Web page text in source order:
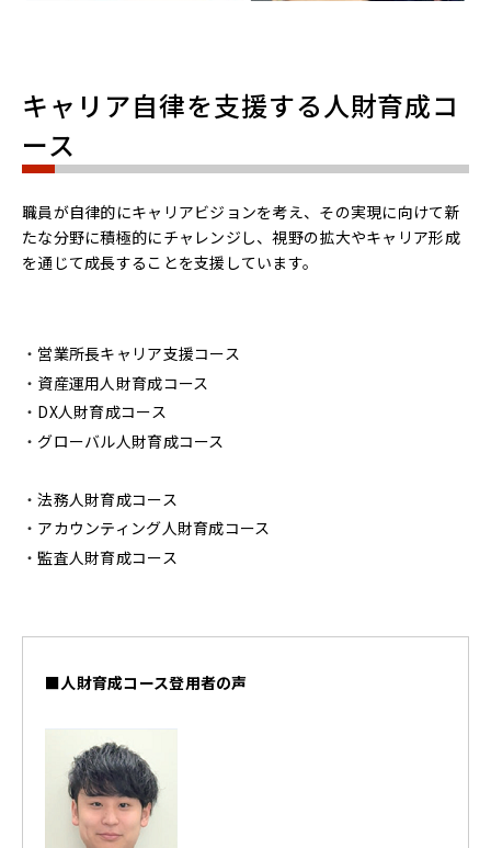
キャリア自律を支援する人財育成コ
ース
職員が自律的にキャリアビジョンを考え、その実現に向けて新
たな分野に積極的にチャレンジし、視野の拡大やキャリア形成
を通じて成長することを支援しています。
営業所長キャリア支援コース
資産運用人財育成コース
DX人財育成コース
グローバル人財育成コース
法務人財育成コース
アカウンティング人財育成コース
監査人財育成コース
■人財育成コース登用者の声